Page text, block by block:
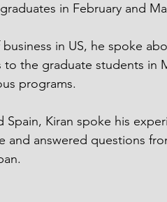
in February and
in US, he spoke
the graduate students in
programs.
Kiran spoke his
and answered questions